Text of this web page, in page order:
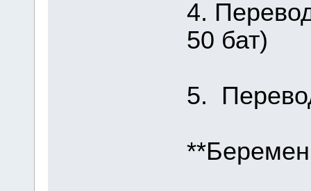
4.
50 бат)
5.